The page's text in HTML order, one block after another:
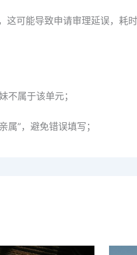
可能导致申请审理延误，耗
不属于该单元；
属”，避免错误填写；